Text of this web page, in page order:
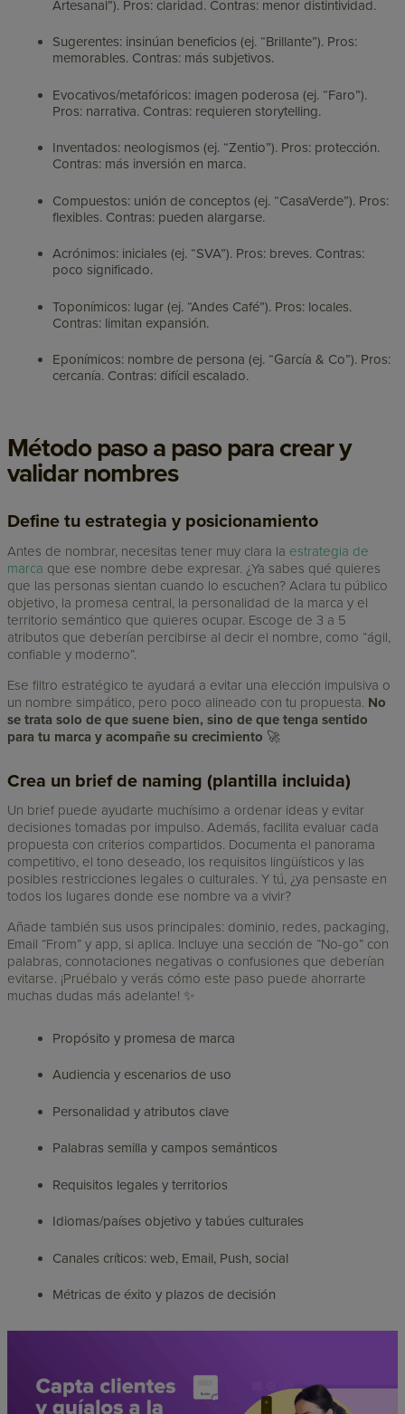
Artesanal”). Pros: claridad. Contras: menor distintividad.
Sugerentes: insinúan beneficios (ej. “Brillante”). Pros:
memorables. Contras: más subjetivos.
Evocativos/metafóricos: imagen poderosa (ej. “Faro”).
Pros: narrativa. Contras: requieren storytelling.
Inventados: neologismos (ej. “Zentio”). Pros: protección.
Contras: más inversión en marca.
Compuestos: unión de conceptos (ej. “CasaVerde”). Pros:
flexibles. Contras: pueden alargarse.
Acrónimos: iniciales (ej. “SVA”). Pros: breves. Contras:
poco significado.
Toponímicos: lugar (ej. “Andes Café”). Pros: locales.
Contras: limitan expansión.
Eponímicos: nombre de persona (ej. “García & Co”). Pros:
cercanía. Contras: difícil escalado.
Método paso a paso para crear y
validar nombres
Define tu estrategia y posicionamiento
Antes de nombrar, necesitas tener muy clara la estrategia de
marca que ese nombre debe expresar. ¿Ya sabes qué quieres
que las personas sientan cuando lo escuchen? Aclara tu público
objetivo, la promesa central, la personalidad de la marca y el
territorio semántico que quieres ocupar. Escoge de 3 a 5
atributos que deberían percibirse al decir el nombre, como “ágil,
confiable y moderno”.
Ese filtro estratégico te ayudará a evitar una elección impulsiva o
un nombre simpático, pero poco alineado con tu propuesta. No
se trata solo de que suene bien, sino de que tenga sentido
para tu marca y acompañe su crecimiento 🚀
Crea un brief de naming (plantilla incluida)
Un brief puede ayudarte muchísimo a ordenar ideas y evitar
decisiones tomadas por impulso. Además, facilita evaluar cada
propuesta con criterios compartidos. Documenta el panorama
competitivo, el tono deseado, los requisitos lingüísticos y las
posibles restricciones legales o culturales. Y tú, ¿ya pensaste en
todos los lugares donde ese nombre va a vivir?
Añade también sus usos principales: dominio, redes, packaging,
Email “From” y app, si aplica. Incluye una sección de “No-go” con
palabras, connotaciones negativas o confusiones que deberían
evitarse. ¡Pruébalo y verás cómo este paso puede ahorrarte
muchas dudas más adelante! ✨
Propósito y promesa de marca
Audiencia y escenarios de uso
Personalidad y atributos clave
Palabras semilla y campos semánticos
Requisitos legales y territorios
Idiomas/países objetivo y tabúes culturales
Canales críticos: web, Email, Push, social
Métricas de éxito y plazos de decisión